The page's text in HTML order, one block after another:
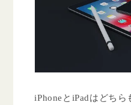
iPhoneとiPadはどち